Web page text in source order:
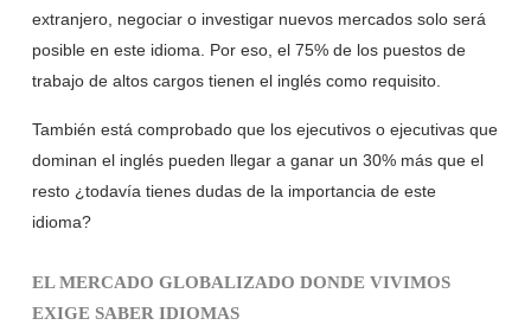
extranjero, negociar o investigar nuevos mercados solo será
posible en este idioma. Por eso, el 75% de los puestos de
trabajo de altos cargos tienen el inglés como requisito.
También está comprobado que los ejecutivos o ejecutivas que
dominan el inglés pueden llegar a ganar un 30% más que el
resto ¿todavía tienes dudas de la importancia de este
idioma?
EL MERCADO GLOBALIZADO DONDE VIVIMOS
EXIGE SABER IDIOMAS